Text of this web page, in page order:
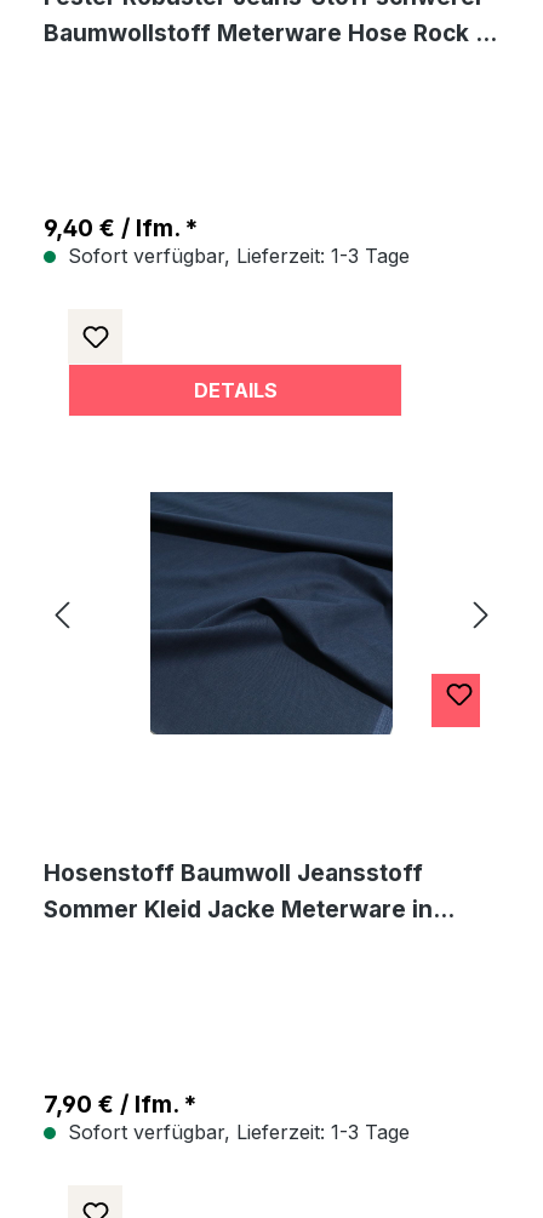
Baumwollstoff Meterware Hose Rock -
9,40 € / lfm. *
Sofort verfügbar, Lieferzeit: 1-3 Tage
DETAILS
Hosenstoff Baumwoll Jeansstoff
Sommer Kleid Jacke Meterware in
7,90 € / lfm. *
Sofort verfügbar, Lieferzeit: 1-3 Tage